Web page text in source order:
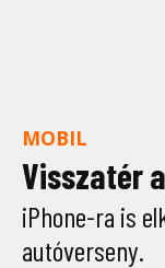
MOBIL
Visszatér
iPhone-ra is
autóverseny.